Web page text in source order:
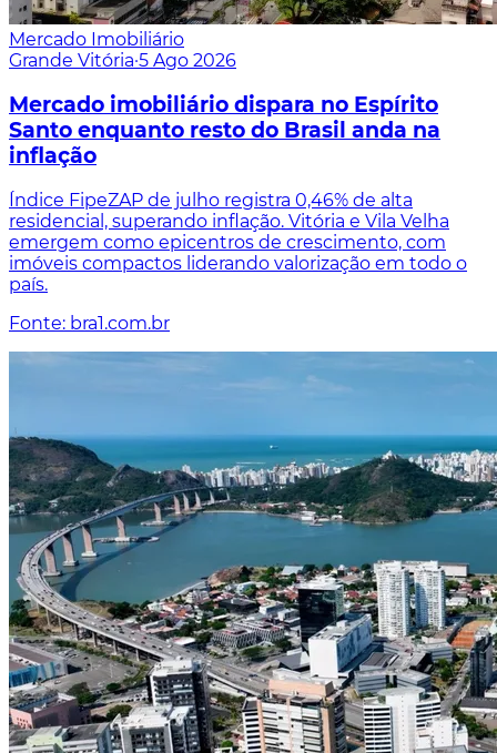
Mercado Imobiliário
Grande Vitória·5 Ago 2026
Mercado imobiliário dispara no Espírito
Santo enquanto resto do Brasil anda na
inflação
Índice FipeZAP de julho registra 0,46% de alta
residencial, superando inflação. Vitória e Vila Velha
emergem como epicentros de crescimento, com
imóveis compactos liderando valorização em todo o
país.
Fonte: bra1.com.br